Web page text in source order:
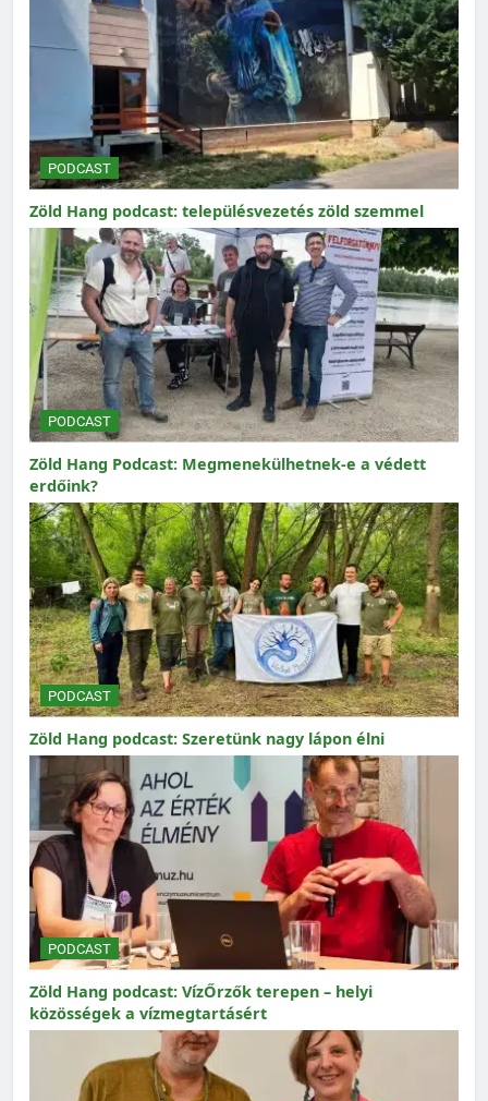
PODCAST
Zöld Hang podcast: településvezetés zöld szemmel
PODCAST
Zöld Hang Podcast: Megmenekülhetnek-e a védett
erdőink?
PODCAST
Zöld Hang podcast: Szeretünk nagy lápon élni
PODCAST
Zöld Hang podcast: VízŐrzők terepen – helyi
közösségek a vízmegtartásért